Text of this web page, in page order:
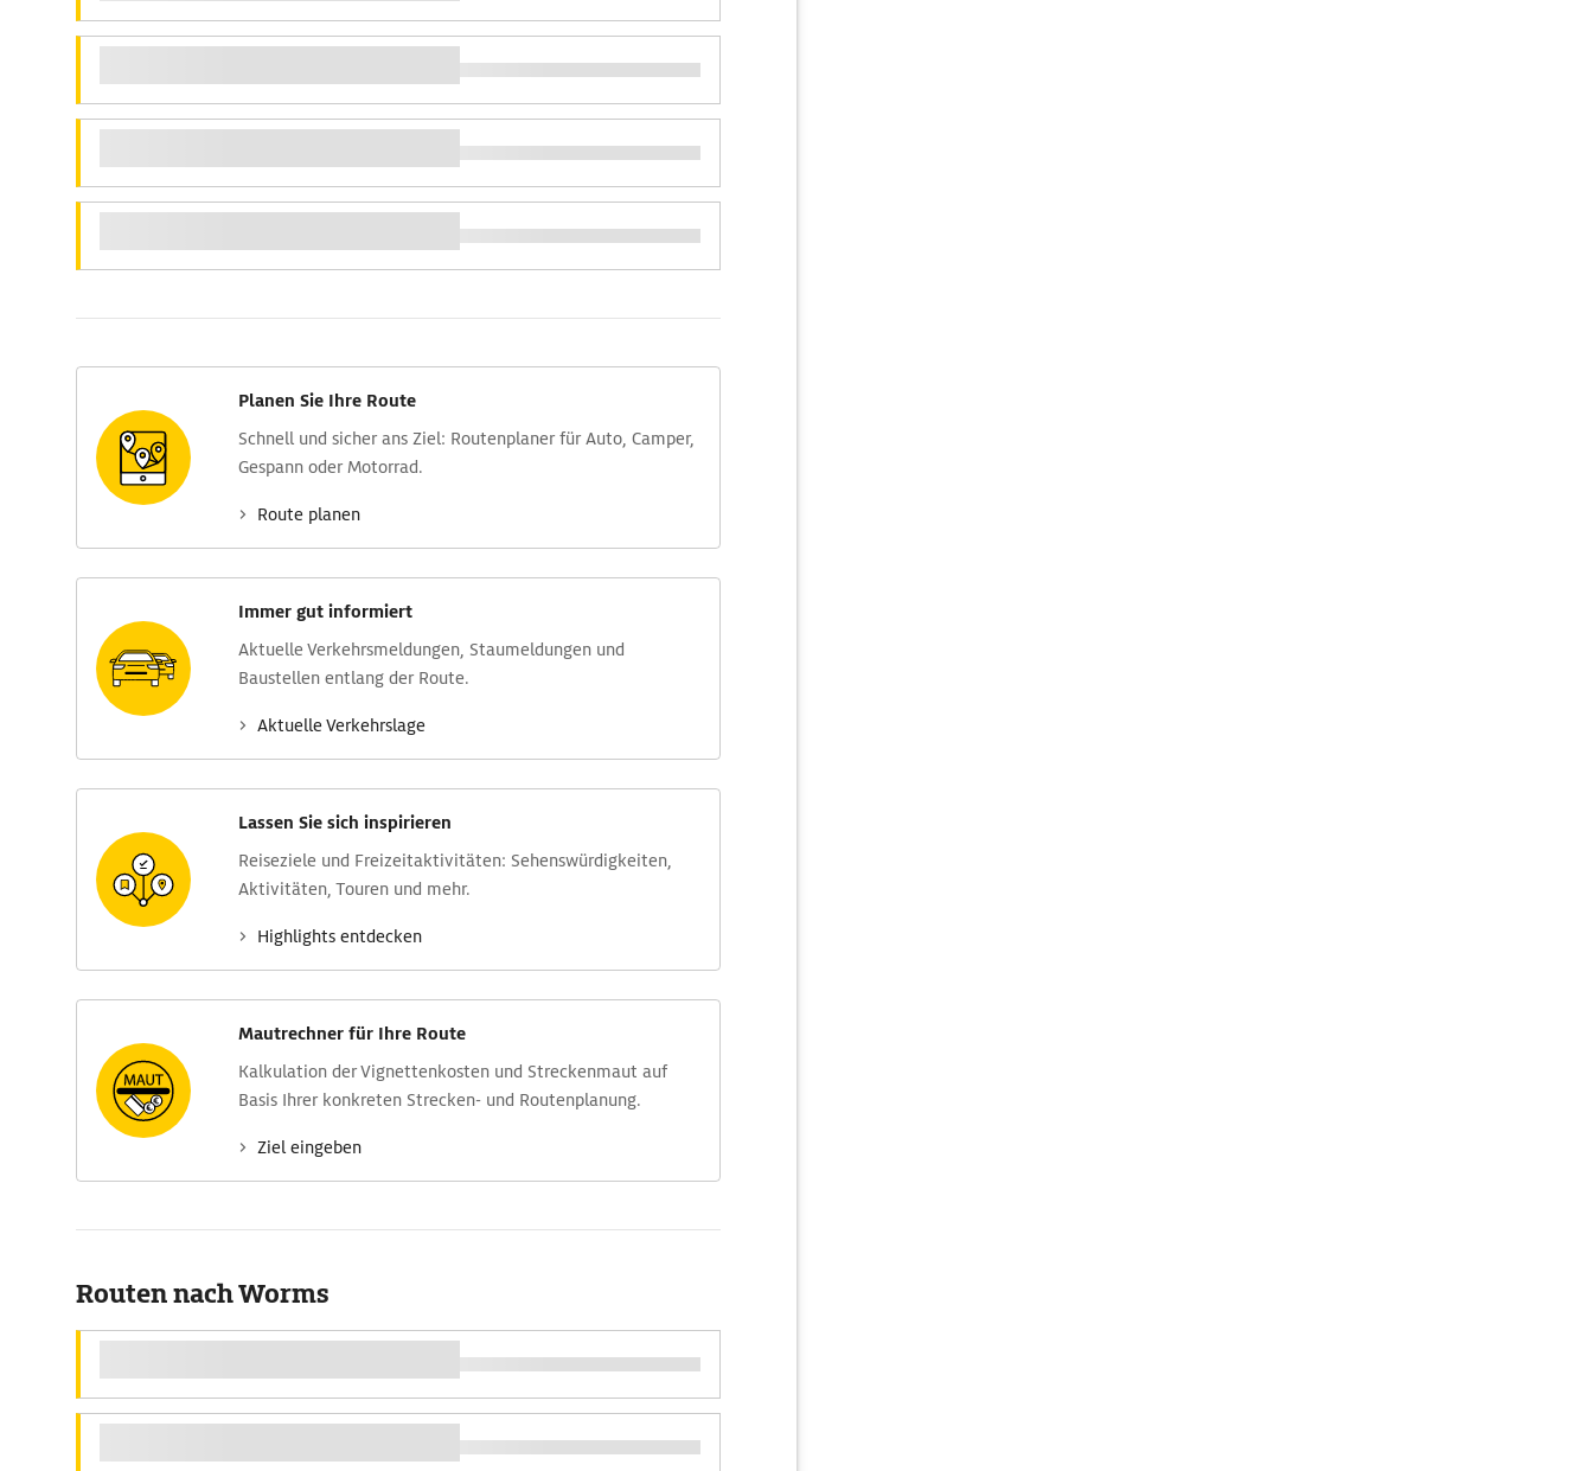
Planen Sie Ihre Route
Schnell und sicher ans Ziel: Routen­planer für Auto, Camper,
Gespann oder Motorrad.
Route planen
Immer gut informiert
Aktuelle Verkehrs­meldungen, Stau­meldungen und
Baustellen entlang der Route.
Aktuelle Verkehrs­lage
Lassen Sie sich inspirieren
Reise­ziele und Freizeit­aktivitäten: Sehens­würdig­keiten,
Aktivitäten, Touren und mehr.
Highlights entdecken
Mautrechner für Ihre Route
Kalkulation der Vignettenkosten und Streckenmaut auf
Basis Ihrer konkreten Strecken- und Routenplanung.
Ziel eingeben
Routen nach Worms